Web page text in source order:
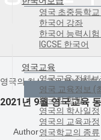
영국 초중등학
한국어 강좌
한국어 능력시
IGCSE 한국어
영국교육
영국교육 전체
영국 교육정보 (
영국의 학제
영국의 학사일정
영국의 교육과정
영국학교의 종류
영국의 최신 교육정보를 확
2021년 9월 영국교육
Author